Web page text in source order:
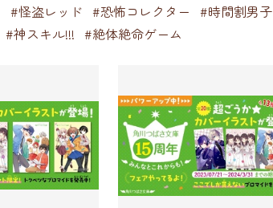
#怪盗レッド #恐怖コレクター #時間割男子
#神スキル!!! #絶体絶命ゲーム